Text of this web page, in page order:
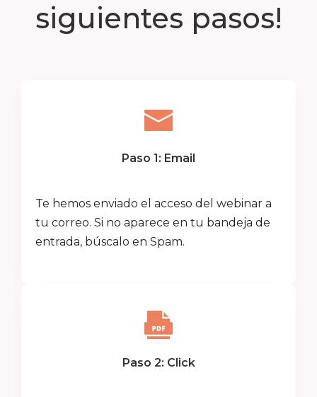
siguientes pasos!
Paso 1: Email
Te hemos enviado el acceso del webinar a
tu correo. Si no aparece en tu bandeja de
entrada, búscalo en Spam.
Paso 2: Click